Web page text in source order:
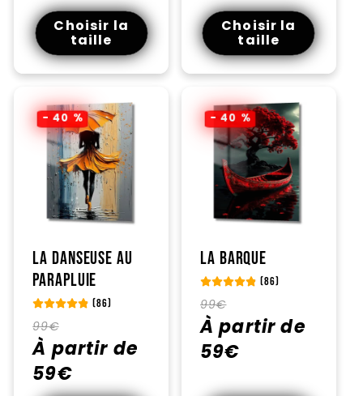
Choisir la
taille
Choisir la
taille
- 40 %
La Danseuse Au
Parapluie
(86)
Prix
habituel
99€
promotionnel
À partir de
59€
- 40 %
La Barque
(86)
Prix
habituel
99€
promotionnel
À partir de
59€